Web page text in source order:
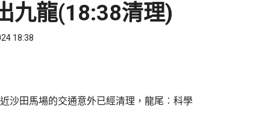
九龍(18:38清理)
18:38
沙田馬場的交通意外已經清理，龍尾︰科學